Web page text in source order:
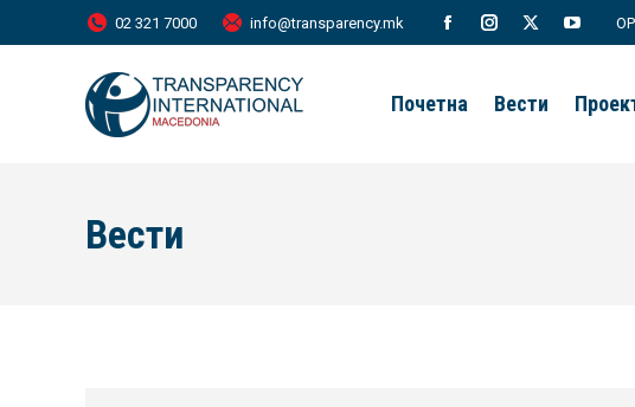
02 321 7000 info@transparency.mk
FacebookInstagram
X
opens
Почетна Вести
Вести